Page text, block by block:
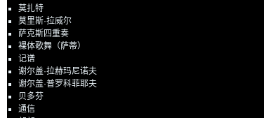
莫扎特
莫里斯·拉威尔
萨克斯四重奏
裸体歌舞（萨蒂）
记谱
谢尔盖·拉赫玛尼诺夫
谢尔盖·普罗科菲耶夫
贝多芬
通信